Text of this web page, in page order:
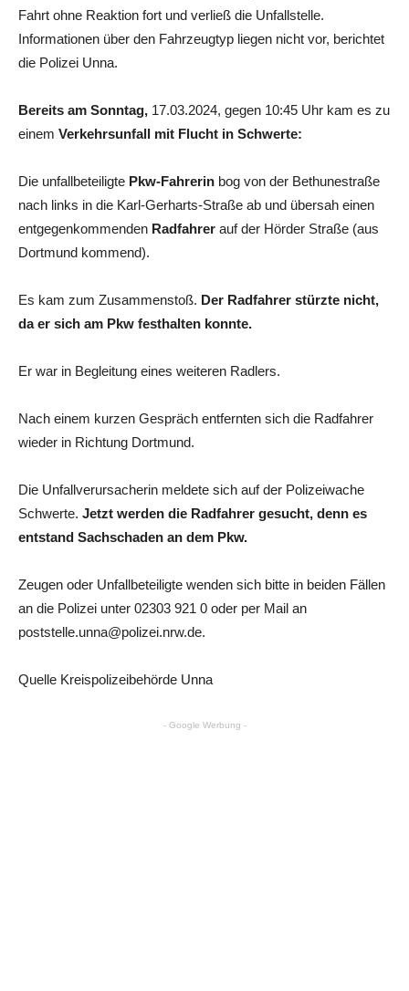
Fahrt ohne Reaktion fort und verließ die Unfallstelle.
Informationen über den Fahrzeugtyp liegen nicht vor, berichtet
die Polizei Unna.
Bereits am Sonntag, 17.03.2024, gegen 10:45 Uhr kam es zu
einem Verkehrsunfall mit Flucht in Schwerte:
Die unfallbeteiligte Pkw-Fahrerin bog von der Bethunestraße
nach links in die Karl-Gerharts-Straße ab und übersah einen
entgegenkommenden Radfahrer auf der Hörder Straße (aus
Dortmund kommend).
Es kam zum Zusammenstoß. Der Radfahrer stürzte nicht,
da er sich am Pkw festhalten konnte.
Er war in Begleitung eines weiteren Radlers.
Nach einem kurzen Gespräch entfernten sich die Radfahrer
wieder in Richtung Dortmund.
Die Unfallverursacherin meldete sich auf der Polizeiwache
Schwerte. Jetzt werden die Radfahrer gesucht, denn es
entstand Sachschaden an dem Pkw.
Zeugen oder Unfallbeteiligte wenden sich bitte in beiden Fällen
an die Polizei unter 02303 921 0 oder per Mail an
poststelle.unna@polizei.nrw.de.
Quelle Kreispolizeibehörde Unna
- Google Werbung -